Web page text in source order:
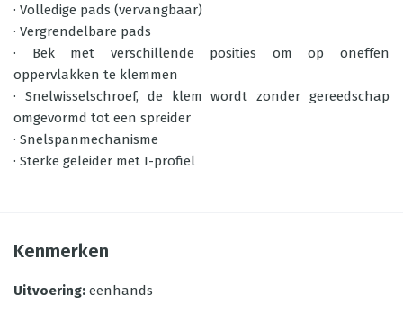
· Volledige pads (vervangbaar)
· Vergrendelbare pads
· Bek met verschillende posities om op oneffen
oppervlakken te klemmen
· Snelwisselschroef, de klem wordt zonder gereedschap
omgevormd tot een spreider
· Snelspanmechanisme
· Sterke geleider met I-profiel
Kenmerken
Uitvoering: eenhands